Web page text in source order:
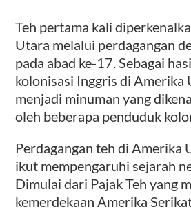
Teh pertama kali
Utara melalui perdagangan
pada abad ke-17. Sebagai
kolonisasi Inggris di Amerika
menjadi minuman yang
oleh beberapa penduduk
Perdagangan teh di Amerika
ikut mempengaruhi sejarah
Dimulai dari Pajak Teh yang
kemerdekaan Amerika